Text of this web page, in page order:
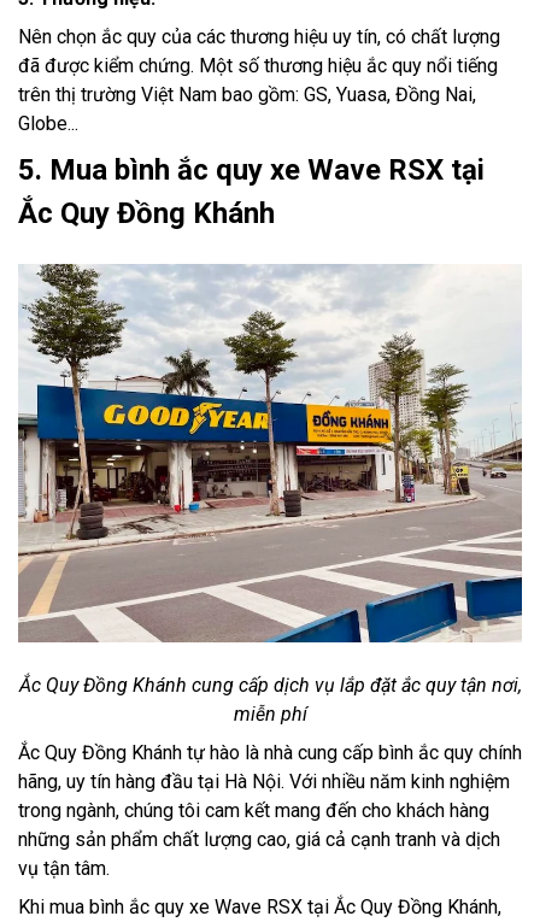
Nên chọn ắc quy của các thương hiệu uy tín, có chất lượng
đã được kiểm chứng. Một số thương hiệu ắc quy nổi tiếng
trên thị trường Việt Nam bao gồm: GS, Yuasa, Đồng Nai,
Globe...
5. Mua bình ắc quy xe Wave RSX tại
Ắc Quy Đồng Khánh
Ắc Quy Đồng Khánh cung cấp dịch vụ lắp đặt ắc quy tận nơi,
miễn phí
Ắc Quy Đồng Khánh tự hào là nhà cung cấp bình ắc quy chính
hãng, uy tín hàng đầu tại Hà Nội. Với nhiều năm kinh nghiệm
trong ngành, chúng tôi cam kết mang đến cho khách hàng
những sản phẩm chất lượng cao, giá cả cạnh tranh và dịch
vụ tận tâm.
Khi mua bình ắc quy xe Wave RSX tại Ắc Quy Đồng Khánh,